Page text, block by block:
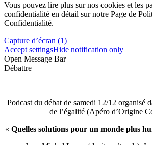
Vous pouvez lire plus sur nos cookies et les
confidentialité en détail sur notre Page de
Confidentialité.
Capture d’écran (1)
Accept settingsHide notification only
Open Message Bar
Débattre
Podcast du débat de samedi 12/12 organisé
de l’égalité (Apéro d’Origine
« Quelles solutions pour un monde plus